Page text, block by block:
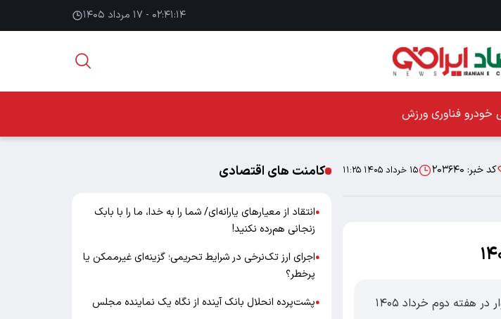
۰۲:۴۱:۱۵ - ۱۷ مرداد ۱۴۰۵
خودرو فناوری ورزش
کد خبر: ۲۰۳۶۴۰ ۱۵ خرداد ۱۴۰۵ ۱۱:۲۵
اقتصاد ایرانی : در این گزارش نرخ برخی از کالاهای اساسی و پرمصرف خانوار در هفته دوم خرداد ۱۴۰۵
کامنت های اقتصادی
●انتقاد از معیارهای یارانه‌ای/ شما را به خدا، ما را با بابک
زنجانی هم‌رده نکنید!
●اجرای ارز تک‌نرخی در شرایط تحریمی؛ گزینه‌ای غیرممکن یا
پرخطر؟
●پشت‌پرده انحلال بانک آینده از نگاه یک نماینده مجلس